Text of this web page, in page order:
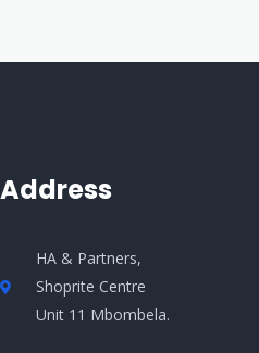
Address
HA & Partners,
Shoprite Centre
Unit 11 Mbombela.